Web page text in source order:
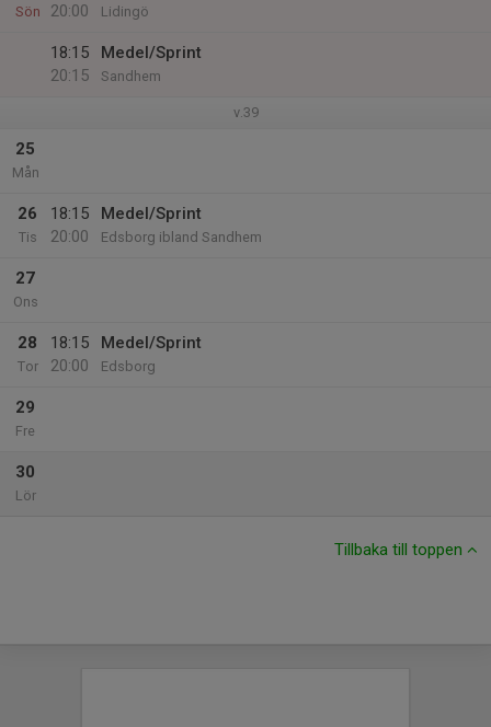
Sön
20:00
Lidingö
18:15
20:15
Medel/Sprint
Sandhem
v.39
25
Mån
26
Tis
18:15
20:00
Medel/Sprint
Edsborg ibland Sandhem
27
Ons
28
Tor
18:15
20:00
Medel/Sprint
Edsborg
29
Fre
30
Lör
Tillbaka till toppen